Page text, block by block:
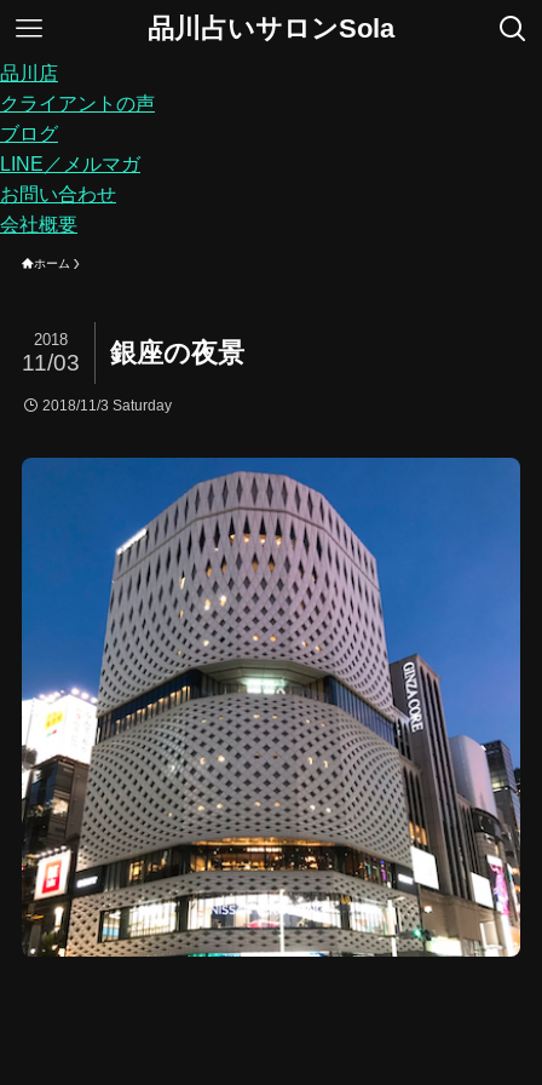
品川占いサロンSola
品川店
クライアントの声
ブログ
LINE／メルマガ
お問い合わせ
会社概要
ホーム
銀座の夜景
2018
11/03
2018/11/3 Saturday